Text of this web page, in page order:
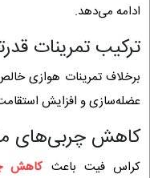
ادامه می‌دهد.
ترکیب تمرینات
برخلاف تمرینات هوازی
عضله‌سازی و افزایش
کاهش چربی‌های
کراس فیت باعثکاهش